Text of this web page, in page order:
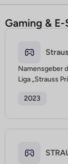
Gaming &
Namensgeber
Liga „Strauss
2023